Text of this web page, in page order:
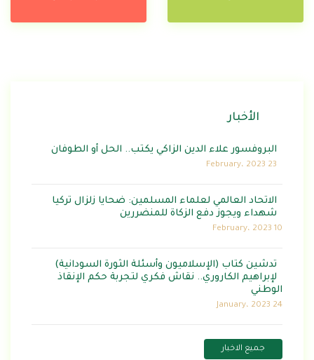
الأخبار
البروفسور علاء الدين الزاكي يكتب.. الحل أو الطوفان
23 February، 2023
الاتحاد العالمي لعلماء المسلمين: ضحايا زلزال تركيا
شهداء ويجوز دفع الزكاة للمنضررين
10 February، 2023
تدشين كتاب (الإسلاميون وأسئلة الثورة السودانية)
لإبراهيم الكاروري.. نقاش فكري لتجربة حكم الإنقاذ
الوطني
24 January، 2023
جميع الاخبار